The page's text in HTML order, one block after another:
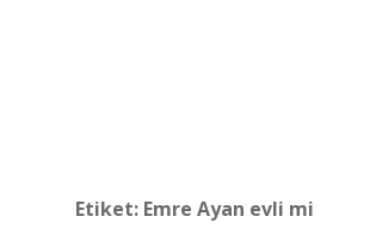
Etiket: Emre Ayan evli mi